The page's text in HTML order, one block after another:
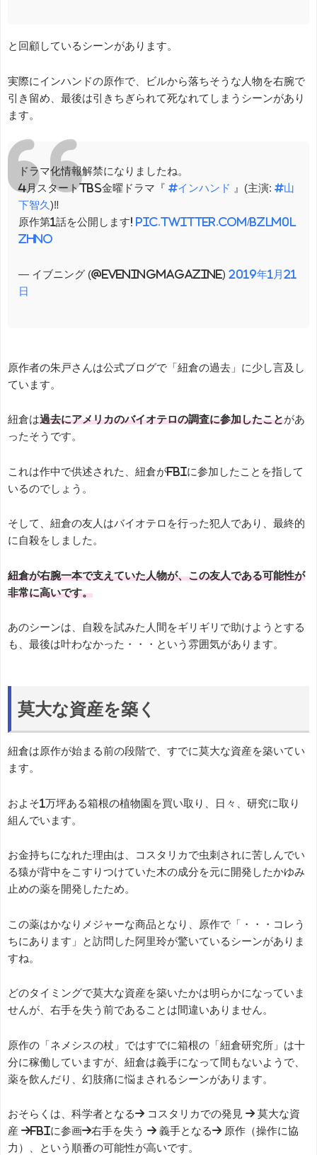
と回顧しているシーンがあります。
実際にインハンドの原作で、ビルから落ちそうな人物を右腕で
引き留め、最後は引きちぎられて死なれてしまうシーンがあり
ます。
ドラマ化情報解禁になりましたね。
4月スタートTBS金曜ドラマ『 #インハンド 』(主演: #山
下智久 )‼︎
原作第1話を公開します! pic.twitter.com/BZlm0l
ZhNO
— イブニング (@eveningmagazine) 2019年1月21
日
原作者の朱戸さんは公式ブログで「紐倉の過去」に少し言及し
ています。
紐倉は過去にアメリカのバイオテロの調査に参加したことがあ
ったそうです。
これは作中で供述された、紐倉がFBIに参加したことを指して
いるのでしょう。
そして、紐倉の友人はバイオテロを行った犯人であり、最終的
に自殺をしました。
紐倉が右腕一本で支えていた人物が、この友人である可能性が
非常に高いです。
あのシーンは、自殺を試みた人間をギリギリで助けようとする
も、最後は叶わなかった・・・という雰囲気があります。
莫大な資産を築く
紐倉は原作が始まる前の段階で、すでに莫大な資産を築いてい
ます。
およそ1万坪ある箱根の植物園を買い取り、日々、研究に取り
組んでいます。
お金持ちになれた理由は、コスタリカで虫刺されに苦しんでい
る猿が背中をこすりつけていた木の成分を元に開発したかゆみ
止めの薬を開発したため。
この薬はかなりメジャーな商品となり、原作で「・・・コレう
ちにあります」と訪問した阿里玲が驚いているシーンがありま
すね。
どのタイミングで莫大な資産を築いたかは明らかになっていま
せんが、右手を失う前であることは間違いありません。
原作の「ネメシスの杖」ではすでに箱根の「紐倉研究所」は十
分に稼働していますが、紐倉は義手になって間もないようで、
薬を飲んだり、幻肢痛に悩まされるシーンがあります。
おそらくは、科学者となる→ コスタリカでの発見 → 莫大な資
産 →FBIに参画→右手を失う → 義手となる→ 原作（操作に協
力）、という順番の可能性が高いです。